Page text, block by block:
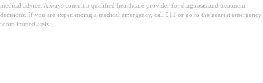
medical advice. Always consult a qualified healthcare provider for diagnosis and treatment
decisions. If you are experiencing a medical emergency, call 911 or go to the nearest emergency
room immediately.